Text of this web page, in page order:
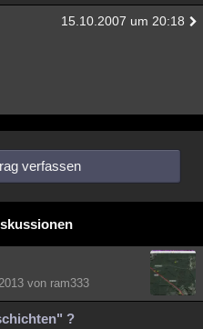
15.10.2007 um 20:18
verfassen
von ram333
?